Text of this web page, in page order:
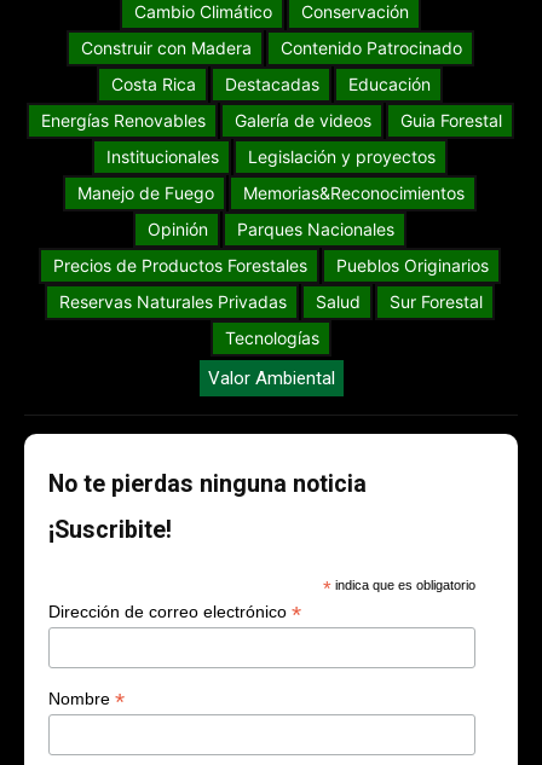
Cambio Climático
Conservación
Construir con Madera
Contenido Patrocinado
Costa Rica
Destacadas
Educación
Energías Renovables
Galería de videos
Guia Forestal
Institucionales
Legislación y proyectos
Manejo de Fuego
Memorias&Reconocimientos
Opinión
Parques Nacionales
Precios de Productos Forestales
Pueblos Originarios
Reservas Naturales Privadas
Salud
Sur Forestal
Tecnologías
Valor Ambiental
No te pierdas ninguna noticia
¡Suscribite!
* indica que es obligatorio
Dirección de correo electrónico *
Nombre *